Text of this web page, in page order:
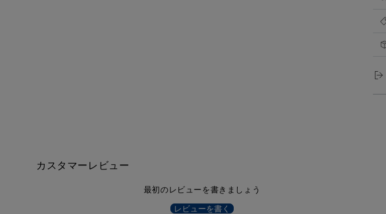
カスタマーレビュー
最初のレビューを書きましょう
レビューを書く